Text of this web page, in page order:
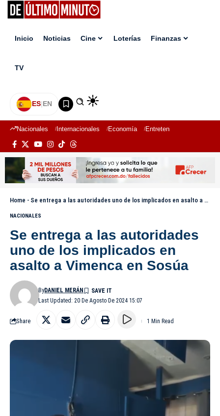
Inicio Noticias Cine Loterías Finanzas
TV
ES|EN
Nacionales Internacionales Economía Entretenimiento
Home - Se entrega a las autoridades uno de los implicados en asalto a Vimenca en Sosúa
NACIONALES
Se entrega a las autoridades
uno de los implicados en
asalto a Vimenca en Sosúa
Last Updated: 20 De Agosto De 2024 15:07
ByDANIEL MERÁN
Share 1 Min Read